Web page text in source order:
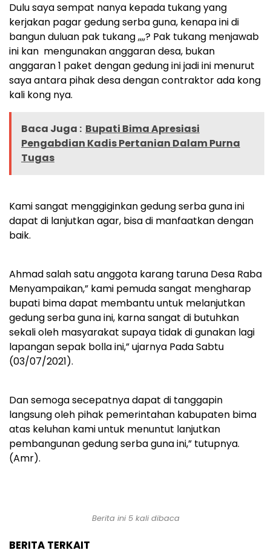
Dulu saya sempat nanya kepada tukang yang
kerjakan pagar gedung serba guna, kenapa ini di
bangun duluan pak tukang ,,,,? Pak tukang menjawab
ini kan mengunakan anggaran desa, bukan
anggaran 1 paket dengan gedung ini jadi ini menurut
saya antara pihak desa dengan contraktor ada kong
kali kong nya.
Baca Juga : Bupati Bima Apresiasi
Pengabdian Kadis Pertanian Dalam Purna
Tugas
Kami sangat menggiginkan gedung serba guna ini
dapat di lanjutkan agar, bisa di manfaatkan dengan
baik.
Ahmad salah satu anggota karang taruna Desa Raba
Menyampaikan,” kami pemuda sangat mengharap
bupati bima dapat membantu untuk melanjutkan
gedung serba guna ini, karna sangat di butuhkan
sekali oleh masyarakat supaya tidak di gunakan lagi
lapangan sepak bolla ini,” ujarnya Pada Sabtu
(03/07/2021).
Dan semoga secepatnya dapat di tanggapin
langsung oleh pihak pemerintahan kabupaten bima
atas keluhan kami untuk menuntut lanjutkan
pembangunan gedung serba guna ini,” tutupnya.
(Amr).
Berita ini 5 kali dibaca
BERITA TERKAIT